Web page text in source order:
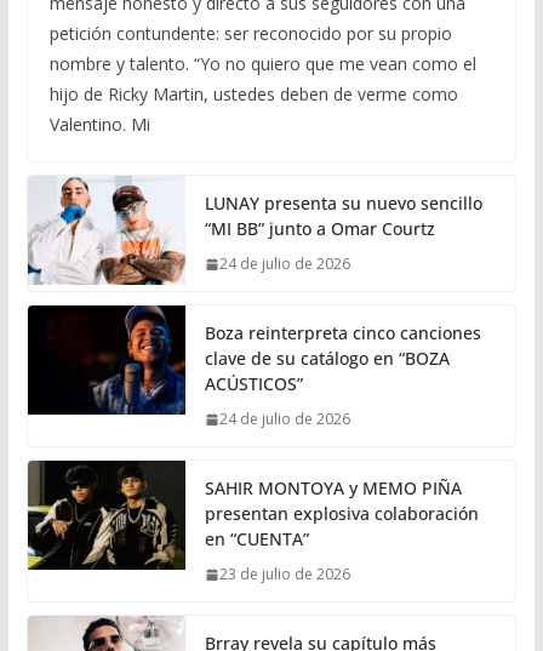
petición contundente: ser reconocido por su propio
nombre y talento. “Yo no quiero que me vean como el
hijo de Ricky Martin, ustedes deben de verme como
Valentino. Mi
LUNAY presenta su nuevo sencillo
“MI BB” junto a Omar Courtz
24 de julio de 2026
Boza reinterpreta cinco canciones
clave de su catálogo en “BOZA
ACÚSTICOS”
24 de julio de 2026
SAHIR MONTOYA y MEMO PIÑA
presentan explosiva colaboración
en “CUENTA”
23 de julio de 2026
Brray revela su capítulo más